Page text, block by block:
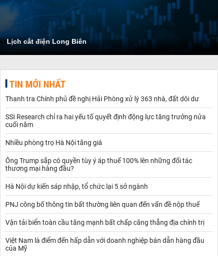
Lịch cắt điện Long Biên
TIN MỚI NHẤT
Thanh tra Chính phủ đề nghị Hải Phòng xử lý 363 nhà, đất dôi dư
SSI Research chỉ ra hai yếu tố quyết định động lực tăng trưởng nửa
cuối năm
Nhiều phòng trọ Hà Nội tăng giá
Ông Trump sắp có quyền tùy ý áp thuế 100% lên những đối tác
thương mại hàng đầu?
Hà Nội dự kiến sáp nhập, tổ chức lại 5 sở ngành
PNJ công bố thông tin bất thường liên quan đến vấn đề nộp thuế
Vận tải biển toàn cầu tăng mạnh bất chấp căng thẳng địa chính trị
Việt Nam là điểm đến hấp dẫn với doanh nghiệp bán dẫn hàng đầu
của Mỹ